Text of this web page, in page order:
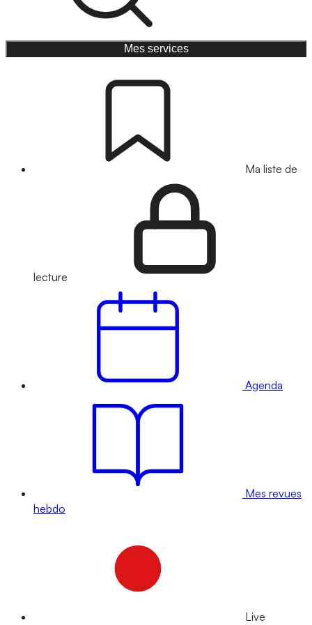
Mes services
Ma liste de
lecture
Agenda
Mes revues
hebdo
Live